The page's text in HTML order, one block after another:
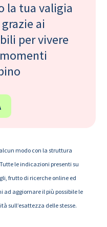
la tua valigia
ai
per vivere
modo con la struttura
le indicazioni presenti su
frutto di ricerche online ed
ad aggiornare il più possibile le
sull’esattezza delle stesse.